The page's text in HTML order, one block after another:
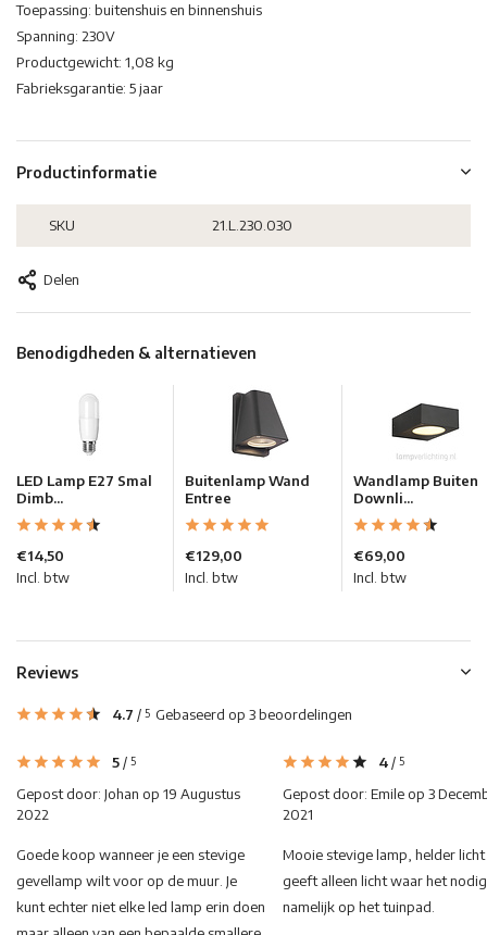
Toepassing: buitenshuis en binnenshuis
Spanning: 230V
Productgewicht: 1,08 kg
Fabrieksgarantie: 5 jaar
Productinformatie
SKU 21.L.230.030
Delen
Benodigdheden & alternatieven
LED Lamp E27 Smal
Dimb...
€14,50
Incl. btw
Buitenlamp Wand
Entree
€129,00
Incl. btw
Wandlamp Buiten
Downli...
€69,00
Incl. btw
Reviews
4.7 / 5 Gebaseerd op 3 beoordelingen
5/ 5
Gepost door: Johan op 19 Augustus
2022
Goede koop wanneer je een stevige
gevellamp wilt voor op de muur. Je
kunt echter niet elke led lamp erin doen
4/ 5
Gepost door: Emile op 3
2021
Mooie stevige lamp, helder licht
geeft alleen licht waar het
namelijk op het tuinpad.